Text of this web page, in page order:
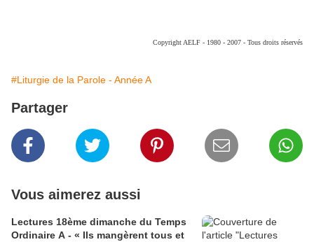
Copyright AELF - 1980 - 2007 - Tous droits réservés
#Liturgie de la Parole - Année A
Partager
Vous aimerez aussi
Lectures 18ème dimanche du Temps
Ordinaire A - « Ils mangèrent tous et